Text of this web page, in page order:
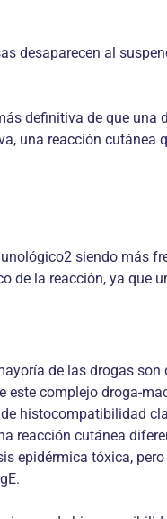
desaparecen al
definitiva de que
una reacción
siendo más
la reacción, ya que
de las drogas
complejo droga-
histocompatibilidad
reacción cutánea
epidérmica tóxica,